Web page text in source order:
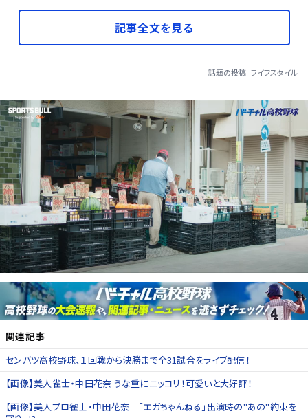
記事全文を見る
話題の投稿 ライフスタイル
関連記事
センバツ高校野球、１回戦から決勝まで全31試合をライブ配信！
【画像】美人雀士・中田花奈 うな重にニッコリ！可愛いと大好評！
【画像】美人プロ雀士・中田花奈 「エガちゃんねる」出演時の"あの"約束を